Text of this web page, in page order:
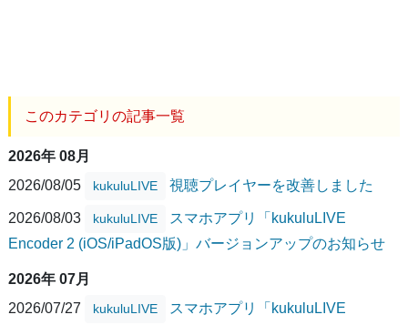
このカテゴリの記事一覧
2026年 08月
2026/08/05
kukuluLIVE 視聴プレイヤーを改善しました
2026/08/03 kukuluLIVE
スマホアプリ「kukuluLIVE
Encoder 2 (iOS/iPadOS版)」バージョンアップのお知らせ
2026年 07月
2026/07/27
kukuluLIVE
スマホアプリ「kukuluLIVE